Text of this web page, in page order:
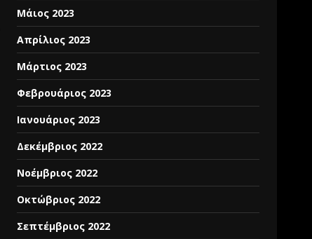
Μάιος 2023
Απρίλιος 2023
Μάρτιος 2023
Φεβρουάριος 2023
Ιανουάριος 2023
Δεκέμβριος 2022
Νοέμβριος 2022
Οκτώβριος 2022
Σεπτέμβριος 2022